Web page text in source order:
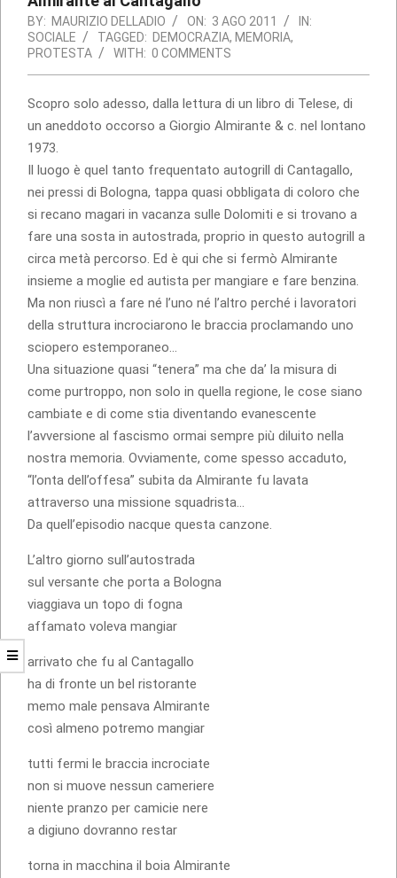
BY: MAURIZIO DELLADIO ON: 3 AGO 2011
IN:
SOCIALE
TAGGED: DEMOCRAZIA, MEMORIA,
PROTESTA
WITH: 0 COMMENTS
Scopro solo adesso, dalla lettura di un libro di Telese, di
un aneddoto occorso a Giorgio Almirante & c. nel lontano
1973.
Il luogo è quel tanto frequentato autogrill di Cantagallo,
nei pressi di Bologna, tappa quasi obbligata di coloro che
si recano magari in vacanza sulle Dolomiti e si trovano a
fare una sosta in autostrada, proprio in questo autogrill a
circa metà percorso. Ed è qui che si fermò Almirante
insieme a moglie ed autista per mangiare e fare benzina.
Ma non riuscì a fare né l’uno né l’altro perché i lavoratori
della struttura incrociarono le braccia proclamando uno
sciopero estemporaneo…
Una situazione quasi “tenera” ma che da’ la misura di
come purtroppo, non solo in quella regione, le cose siano
cambiate e di come stia diventando evanescente
l’avversione al fascismo ormai sempre più diluito nella
nostra memoria. Ovviamente, come spesso accaduto,
“l’onta dell’offesa” subita da Almirante fu lavata
attraverso una missione squadrista…
Da quell’episodio nacque questa canzone.
L’altro giorno sull’autostrada
sul versante che porta a Bologna
viaggiava un topo di fogna
affamato voleva mangiar
arrivato che fu al Cantagallo
ha di fronte un bel ristorante
memo male pensava Almirante
così almeno potremo mangiar
tutti fermi le braccia incrociate
non si muove nessun cameriere
niente pranzo per camicie nere
a digiuno dovranno restar
torna in macchina il boia Almirante